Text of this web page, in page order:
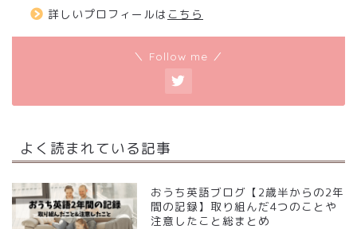
詳しいプロフィールは こちら
＼ Follow me ／
よく読まれている記事
おうち英語ブログ【2歳半からの2年
間の記録】取り組んだ4つのことや
注意したこと総まとめ